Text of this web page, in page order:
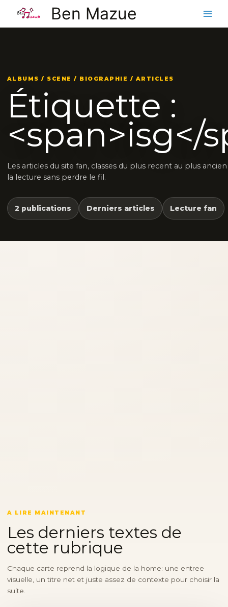
contenu
Ben Mazue
ALBUMS / SCENE / BIOGRAPHIE / ARTICLES
Étiquette :
<span>isg</
Les articles du site fan, classes du plus recent au plus
la lecture sans perdre le fil.
2 publications Derniers articles Lecture fan
A LIRE MAINTENANT
Les derniers textes de
cette rubrique
Chaque carte reprend la logique de la home: une entree
visuelle, un titre net et juste assez de contexte pour choisir la
suite.